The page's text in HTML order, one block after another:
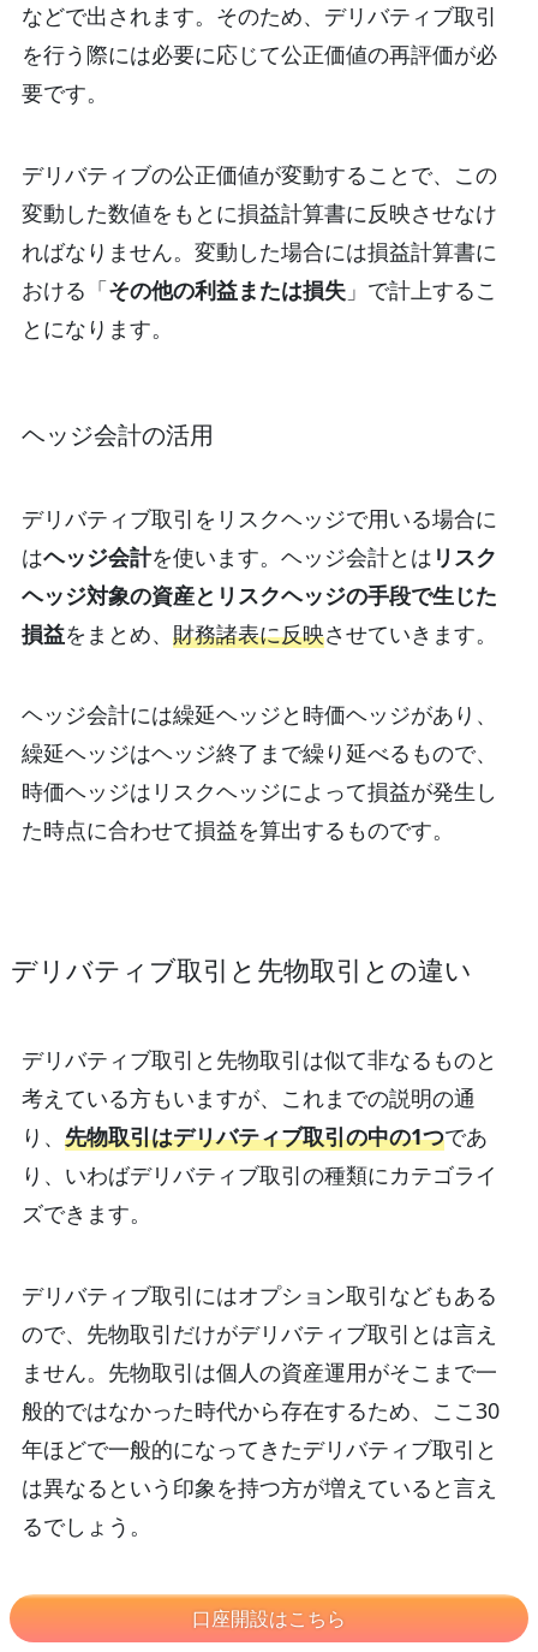
口座開設はこちら
などで出されます。そのため、デリバティブ取引
を行う際には必要に応じて公正価値の再評価が必
要です。
デリバティブの公正価値が変動することで、この
変動した数値をもとに損益計算書に反映させなけ
ればなりません。変動した場合には損益計算書に
おける「その他の利益または損失」で計上するこ
とになります。
ヘッジ会計の活用
デリバティブ取引をリスクヘッジで用いる場合に
はヘッジ会計を使います。ヘッジ会計とは リスク
ヘッジ対象の資産とリスクヘッジの手段で生じた
損益をまとめ、 財務諸表に反映させていきます。
ヘッジ会計には繰延ヘッジと時価ヘッジがあり、
繰延ヘッジはヘッジ終了まで繰り延べるもので、
時価ヘッジはリスクヘッジによって損益が発生し
た時点に合わせて損益を算出するものです。
デリバティブ取引と先物取引との違い
デリバティブ取引と先物取引は似て非なるものと
考えている方もいますが、これまでの説明の通
り、 先物取引はデリバティブ取引の中の1つであ
り、いわばデリバティブ取引の種類にカテゴライ
ズできます。
デリバティブ取引にはオプション取引などもある
ので、先物取引だけがデリバティブ取引とは言え
ません。先物取引は個人の資産運用がそこまで一
般的ではなかった時代から存在するため、ここ30
年ほどで一般的になってきたデリバティブ取引と
は異なるという印象を持つ方が増えていると言え
るでしょう。